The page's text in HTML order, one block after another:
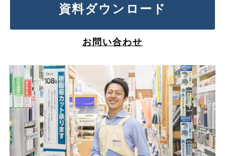
よくあるご質問
資料ダウンロード
お問い合わせ